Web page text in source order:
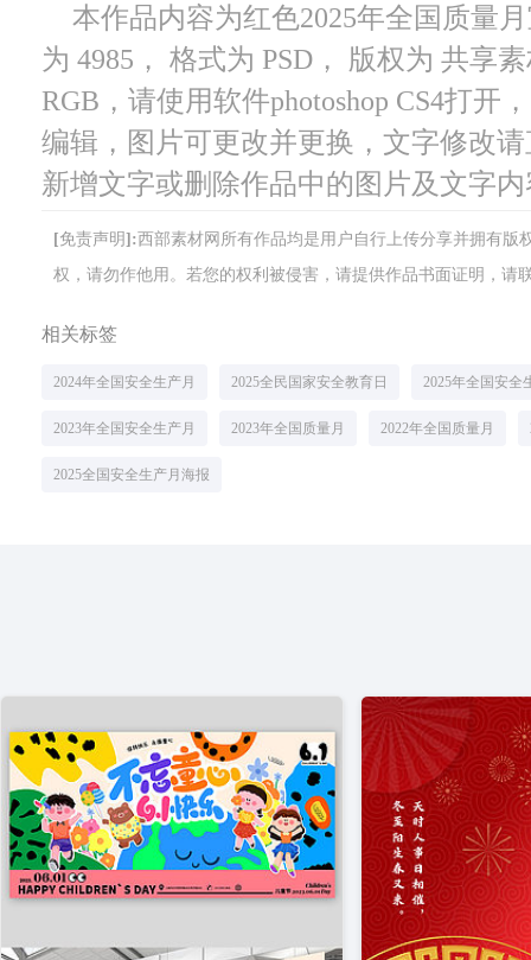
本作品内容为红色2025年全国质量
为 4985， 格式为 PSD， 版权为 共享
RGB，请使用软件photoshop CS4打开
编辑，图片可更改并更换，文字修改
新增文字或删除作品中的图片及文字
[免责声明]:西部素材网所有作品均是用户自行上传分享并拥有
权，请勿作他用。若您的权利被侵害，请提供作品书面证明，请
相关标签
2024年全国安全生产月 2025全民国家安全教育日 2025年全国安全
2023年全国安全生产月 2023年全国质量月 2022年全国质量月
2025全国安全生产月海报